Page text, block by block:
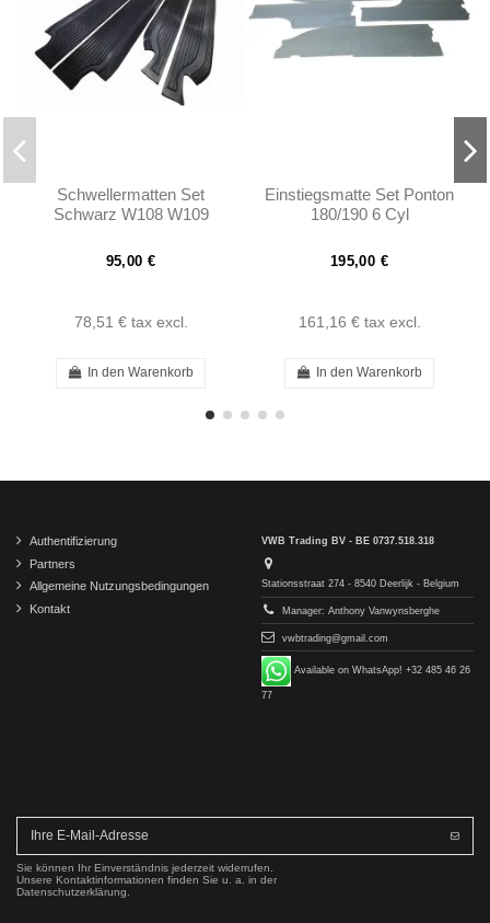
Schwellermatten Set
Schwarz W108 W109
95,00 €
78,51 € tax excl.
In den Warenkorb
Einstiegsmatte Set Ponton
180/190 6 Cyl
195,00 €
161,16 € tax excl.
In den Warenkorb
Authentifizierung
Partners
Allgemeine Nutzungsbedingungen
Kontakt
VWB Trading BV - BE 0737.518.318
Stationsstraat 274 - 8540 Deerlijk - Belgium
Manager: Anthony Vanwynsberghe
vwbtrading@gmail.com
Available on WhatsApp! +32 485 46 26
77
Sie können Ihr Einverständnis jederzeit widerrufen.
Unsere Kontaktinformationen finden Sie u. a. in der
Datenschutzerklärung.